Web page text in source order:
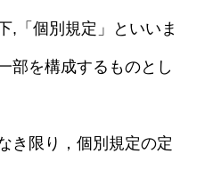
,「個別規定」といいま
部を構成するものとし
き限り，個別規定の定